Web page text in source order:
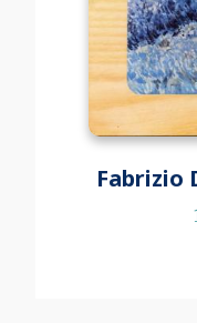
Fabrizio